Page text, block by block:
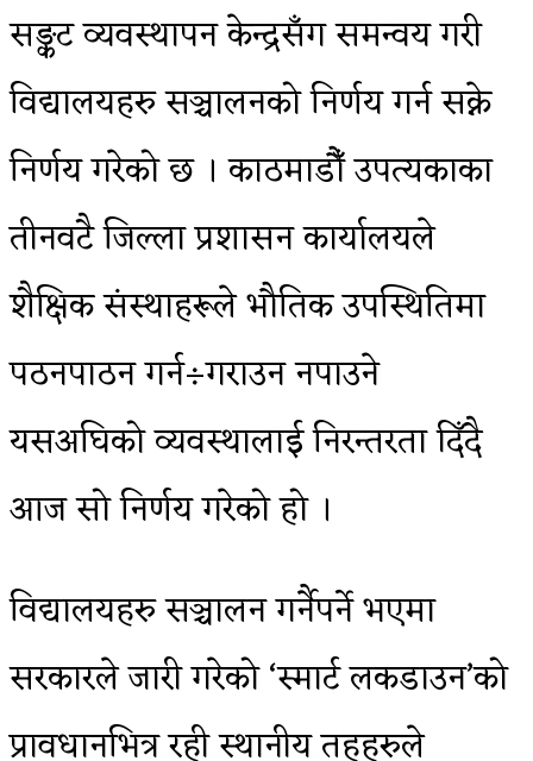
सङ्कट व्यवस्थापन केन्द्रसँग समन्वय गरी
विद्यालयहरु सञ्चालनको निर्णय गर्न सक्ने
निर्णय गरेको छ । काठमाडौँ उपत्यकाका
तीनवटै जिल्ला प्रशासन कार्यालयले
शैक्षिक संस्थाहरूले भौतिक उपस्थितिमा
पठनपाठन गर्न÷गराउन नपाउने
यसअघिको व्यवस्थालाई निरन्तरता दिँदै
आज सो निर्णय गरेको हो ।
विद्यालयहरु सञ्चालन गर्नैपर्ने भएमा
सरकारले जारी गरेको ‘स्मार्ट लकडाउन’को
प्रावधानभित्र रही स्थानीय तहहरुले